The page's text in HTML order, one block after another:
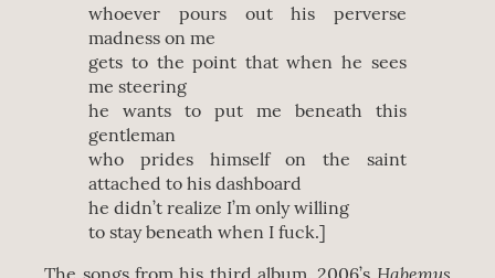
whoever pours out his perverse
madness on me
gets to the point that when he sees
me steering
he wants to put me beneath this
gentleman
who prides himself on the saint
attached to his dashboard
he didn’t realize I’m only willing
to stay beneath when I fuck.]
The songs from his third album, 2006’s Habemus